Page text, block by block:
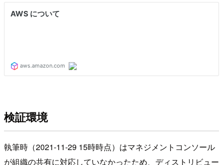
検証環境
執筆時（2021-11-29 15時時点）はマネジメントコンソール
が組織の共有に対応していなかったため、ディストリビュー